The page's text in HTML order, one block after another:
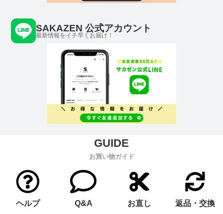
SAKAZEN 公式アカウント
最新情報をイチ早くお届け！
お買い物ガイド
ヘルプ Q&A お直し 返品・交換